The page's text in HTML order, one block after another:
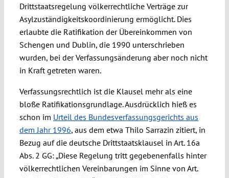
Drittstaatsregelung völkerrechtliche Verträge zur
Asylzuständigkeitskoordinierung ermöglicht. Dies
erlaubte die Ratifikation der Übereinkommen von
Schengen und Dublin, die 1990 unterschrieben
wurden, bei der Verfassungsänderung aber noch nicht
in Kraft getreten waren.
Verfassungsrechtlich ist die Klausel mehr als eine
bloße Ratifikationsgrundlage. Ausdrücklich hieß es
schon im Urteil des Bundesverfassungsgerichts aus
dem Jahr 1996, aus dem etwa Thilo Sarrazin zitiert, in
Bezug auf die deutsche Drittstaatsklausel in Art. 16a
Abs. 2 GG: „Diese Regelung tritt gegebenenfalls hinter
völkerrechtlichen Vereinbarungen im Sinne von Art.